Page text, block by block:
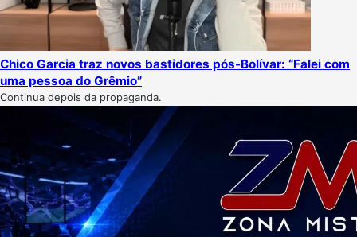
Chico Garcia traz novos bastidores pós-Bolívar: “Falei com
uma pessoa do Grêmio”
Continua depois da propaganda.